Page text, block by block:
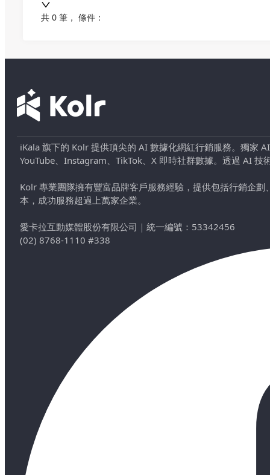
共 0 筆 ， 條件：
iKala 旗下的 Kolr 提供頂尖的 AI 數據化網紅行銷服務。獨家
YouTube、Instagram、TikTok、X 即時社群數據。透過 AI
Kolr 專業團隊擁有豐富品牌客戶服務經驗，提供包括行銷企
本，成功服務超過上萬家企業。
愛卡拉互動媒體股份有限公司 ｜ 統一編號：53342456
(02) 8768-1110 #338